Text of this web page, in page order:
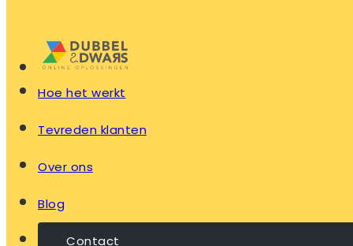
Hoe het werkt
Tevreden klanten
Over ons
Blog
Contact